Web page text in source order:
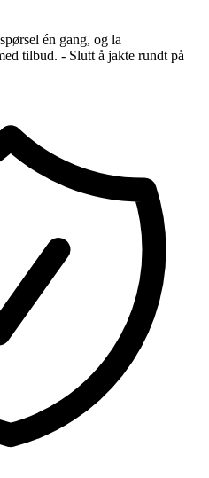
én gang, og la
tilbud. - Slutt å jakte rundt på